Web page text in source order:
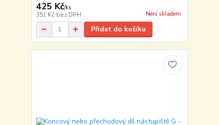
425 Kč/ks
351 Kč bez DPH Není skladem
Přidat do košíku